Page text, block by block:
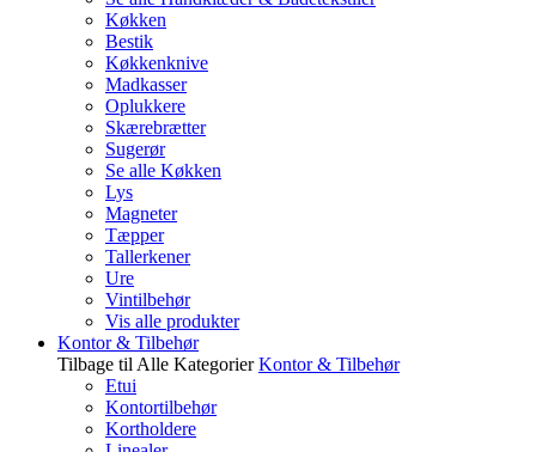
Køkken
Bestik
Køkkenknive
Madkasser
Oplukkere
Skærebrætter
Sugerør
Se alle Køkken
Lys
Magneter
Tæpper
Tallerkener
Ure
Vintilbehør
Vis alle produkter
Kontor & Tilbehør
Tilbage til Alle Kategorier Kontor & Tilbehør
Etui
Kontortilbehør
Kortholdere